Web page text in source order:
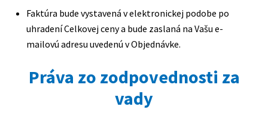
Faktúra bude vystavená v elektronickej podobe po
uhradení Celkovej ceny a bude zaslaná na Vašu e-
mailovú adresu uvedenú v Objednávke.
Práva zo zodpovednosti za
vady